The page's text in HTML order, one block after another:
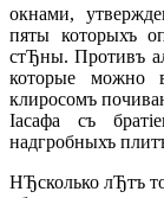
окнами,
пяты которыхъ
стЂны. Противъ
которые можно
клиросомъ
Iасафа съ
надгробныхъ
НЂсколько лЂтъ